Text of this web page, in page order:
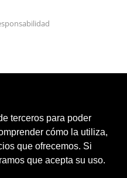
terceros para poder
cómo la utiliza,
que ofrecemos. Si
que acepta su uso.